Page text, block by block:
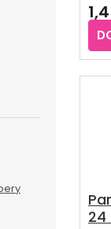
je
3,3
z
5
24